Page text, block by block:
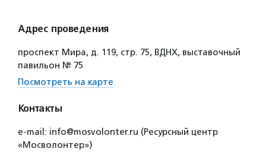
Адрес проведения
проспект Мира, д. 119, стр. 75, ВДНХ, выставочный
павильон № 75
Посмотреть на карте
Контакты
e-mail: info@mosvolonter.ru (Ресурсный центр
«Мосволонтер»)